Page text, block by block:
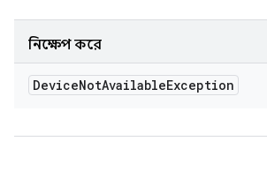
নিক্ষেপ করে
DeviceNotAvailableException